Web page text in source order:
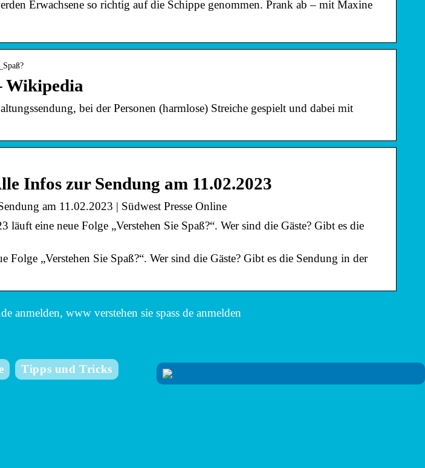
Erwachsene so richtig auf die Schippe genommen. Prank ab – mit Maxine
Wikipedia
bei der Personen (harmlose) Streiche gespielt und dabei mit
Infos zur Sendung am 11.02.2023
am 11.02.2023 | Südwest Presse Online
eine neue Folge „Verstehen Sie Spaß?“. Wer sind die Gäste? Gibt es die
Folge „Verstehen Sie Spaß?“. Wer sind die Gäste? Gibt es die Sendung in der
anmelden, www verstehen sie spass de anmelden
Tipps und Tricks